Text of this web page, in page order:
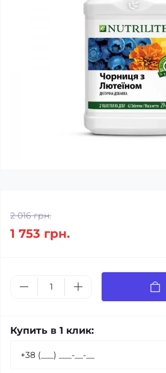
2 016 грн.
1 753 грн.
Купить в 1 клик: